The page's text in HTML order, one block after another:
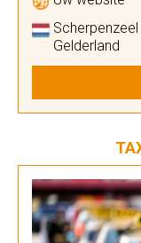
Scherpenzeel
Gelderland